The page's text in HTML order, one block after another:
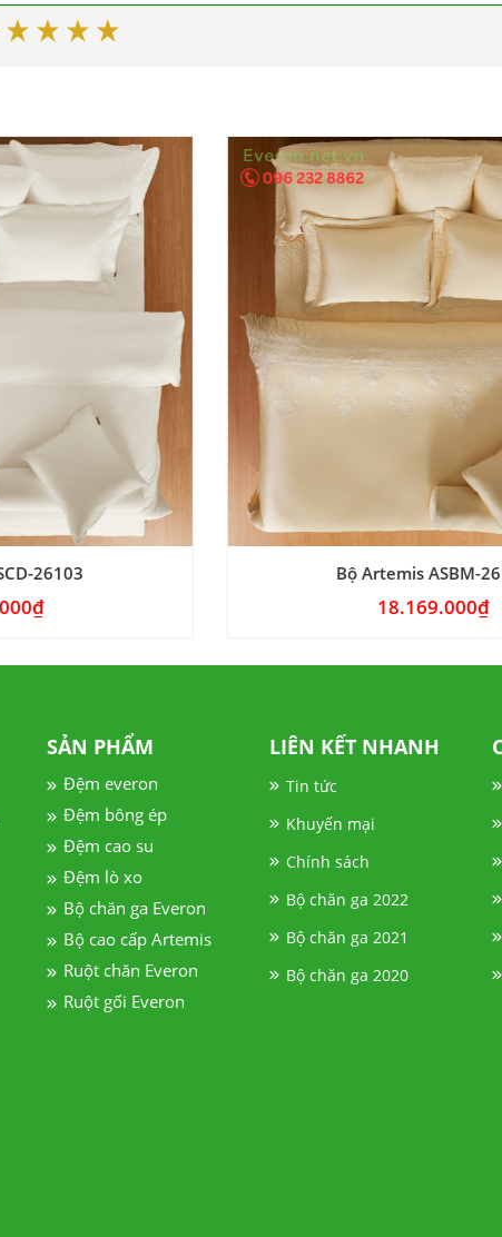
Bộ Artemis ASBM-26104
SẢN PHẨM
Đệm everon
Đệm bông ép
Đệm cao su
Đệm lò xo
Bộ chăn ga Everon
Bộ cao cấp Artemis
Ruột chăn Everon
Ruột gối Everon
LIÊN KẾT NHANH
Tin tức
Khuyến mại
Chính sách
Bộ chăn ga 2022
Bộ chăn ga 2021
Bộ chăn ga 2020